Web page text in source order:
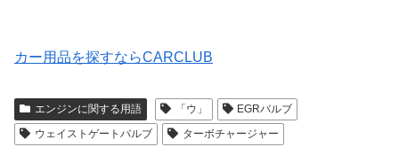
カー用品を探すならCARCLUB
エンジンに関する用語 「ウ」
EGRバルブ
ウェイストゲートバルブ
ターボチャージャー